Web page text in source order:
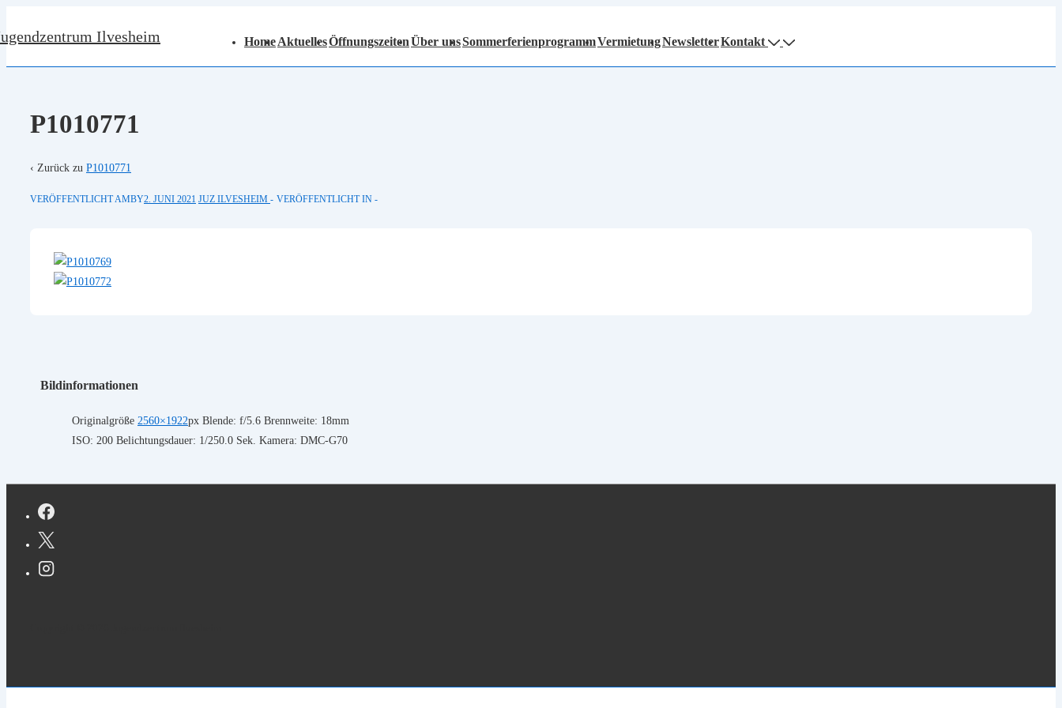
Zum
Ilvesheim HomeAktuellesÖffnungszeitenÜber unsSommerferienprogrammVermietungNewsletterKontakt
P1010771
‹ Zurück zu P1010771
VERÖFFENTLICHT AMBY2. JUNI 2021 JUZ ILVESHEIM VERÖFFENTLICHT IN
Bildinformationen
Originalgröße 2560×1922px Blende: f/5.6 Brennweite: 18mm
ISO: 200 Belichtungsdauer: 1/250.0 Sek. Kamera: DMC-G70